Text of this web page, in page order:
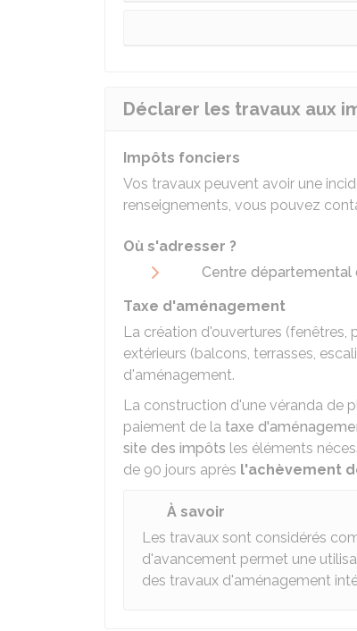
Déclarer les travaux aux
Impôts fonciers
Vos travaux peuvent avoir une
renseignements, vous pouvez
Où s'adresser ?
Centre départemental
Taxe d'aménagement
La création d'ouvertures (fenêtres,
extérieurs (balcons, terrasses,
d'aménagement.
La construction d'une véranda de
paiement de la taxe
site des impôts les éléments
de 90 jours après l'achèvement
À savoir
Les travaux sont considérés
d'avancement permet une
des travaux d'aménagement